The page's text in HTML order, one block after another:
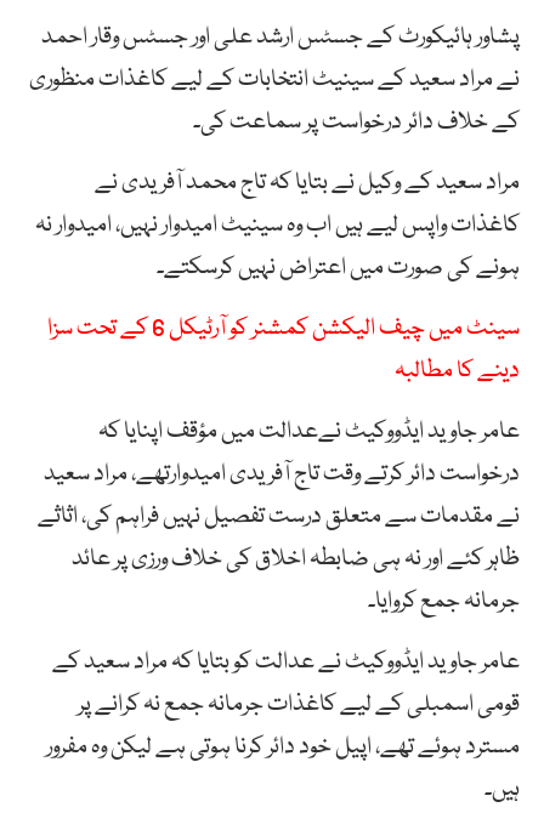
پشاور ہائیکورٹ کے جسٹس ارشد علی اور جسٹس وقار احمد
نے ‏مراد سعید کے سینیٹ انتخابات کے لیے کاغذات منظوری
کے خلاف دائر درخواست پر سماعت کی۔
مراد سعید کے وکیل نے بتایا کہ تاج محمد آفریدی نے
کاغذات واپس لیے ہیں اب وہ سینیٹ امیدوار نہیں، امیدوار نہ
ہونے کی صورت میں اعتراض نہیں کرسکتے۔
سینٹ میں چیف الیکشن کمشنر کو آرٹیکل 6 کے تحت سزا
دینے کا مطالبہ
عامر جاوید ایڈووکیٹ نےعدالت میں مؤقف اپنایا کہ
درخواست دائر کرتے وقت تاج آفریدی امیدوارتھے، مراد سعید
نے مقدمات سے متعلق درست تفصیل نہیں فراہم کی، اثاثے
ظاہر کئے اور نہ ہی ضابطہ اخلاق کی خلاف ورزی پر عائد
جرمانہ جمع کروایا۔
عامر جاوید ایڈووکیٹ نے عدالت کو بتایا کہ مراد سعید کے
قومی اسمبلی کے لیے کاغذات جرمانہ جمع نہ کرانے پر
مسترد ہوئے تھے، اپیل خود دائر کرنا ہوتی ہے لیکن وہ مفرور
ہیں۔